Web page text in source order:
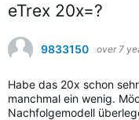
eTrex 20x=?
9833150 over 7
Habe das 20x schon
manchmal ein wenig.
Nachfolgemodell